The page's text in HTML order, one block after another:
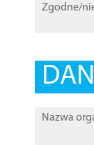
Zgodne/
Nazwa